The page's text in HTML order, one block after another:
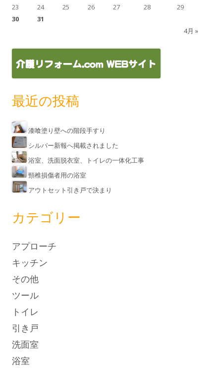
4月 »
23
24 25 26 27 28
29
30
31
最近の投稿
漆喰塗り壁への階段手すり
シルバー新報へ掲載されました
浴室、洗面脱衣室、トイレの一体化工事
頸椎損傷者用の浴室
アウトセット引き戸で決まり
カテゴリー
アプローチ
キッチン
その他
ツール
トイレ
引き戸
洗面室
浴室